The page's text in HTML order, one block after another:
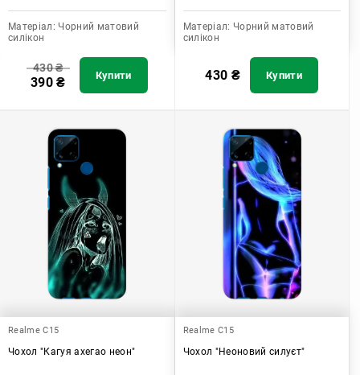
Матеріал: Чорний матовий
силікон
430₴
390₴ Купити
Матеріал: Чорний матовий
силікон
430 ₴ Купити
Realme C15
Чохол "Кагуя ахегао неон"
Realme C15
Чохол "Неоновий силуєт"